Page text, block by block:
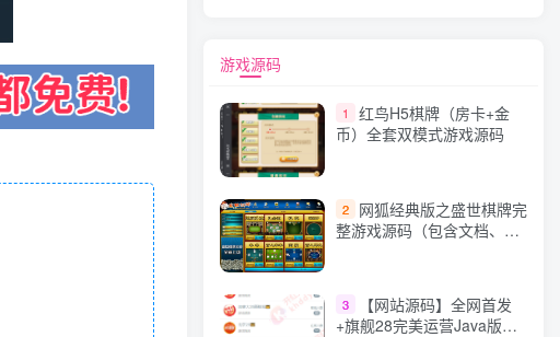
游戏源码
1
红鸟H5棋牌（房卡+金
币）全套双模式游戏源码
2
网狐经典版之盛世棋牌完
整游戏源码（包含文档、架
3
【网站源码】全网首发
+旗舰28完美运营Java版高